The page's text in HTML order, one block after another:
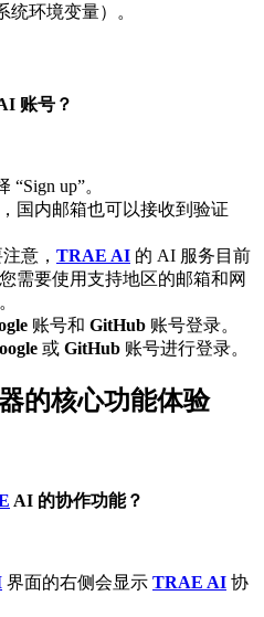
统环境变量）。
账号？
“Sign up”。
国内邮箱也可以接收到验证
意， TRAE AI 的 AI 服务目前
需要使用支持地区的邮箱和网
账号和 GitHub 账号登录。
或 GitHub 账号进行登录。
的核心功能体验
AI 的协作功能？
界面的右侧会显示 TRAE AI 协